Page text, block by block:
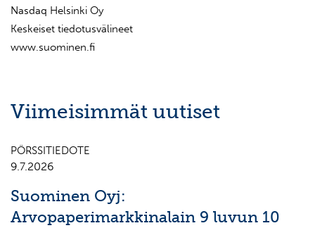
Nasdaq Helsinki Oy
Keskeiset tiedotusvälineet
www.suominen.fi
Viimeisimmät uutiset
PÖRSSITIEDOTE
9.7.2026
Suominen Oyj:
Arvopaperimarkkinalain 9 luvun 10